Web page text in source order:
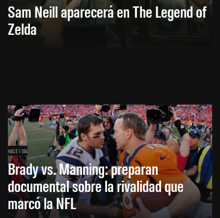
Sam Neill aparecerá en The Legend of
Zelda
HACE 1 DÍA
Brady vs. Manning: preparan
documental sobre la rivalidad que
marcó la NFL